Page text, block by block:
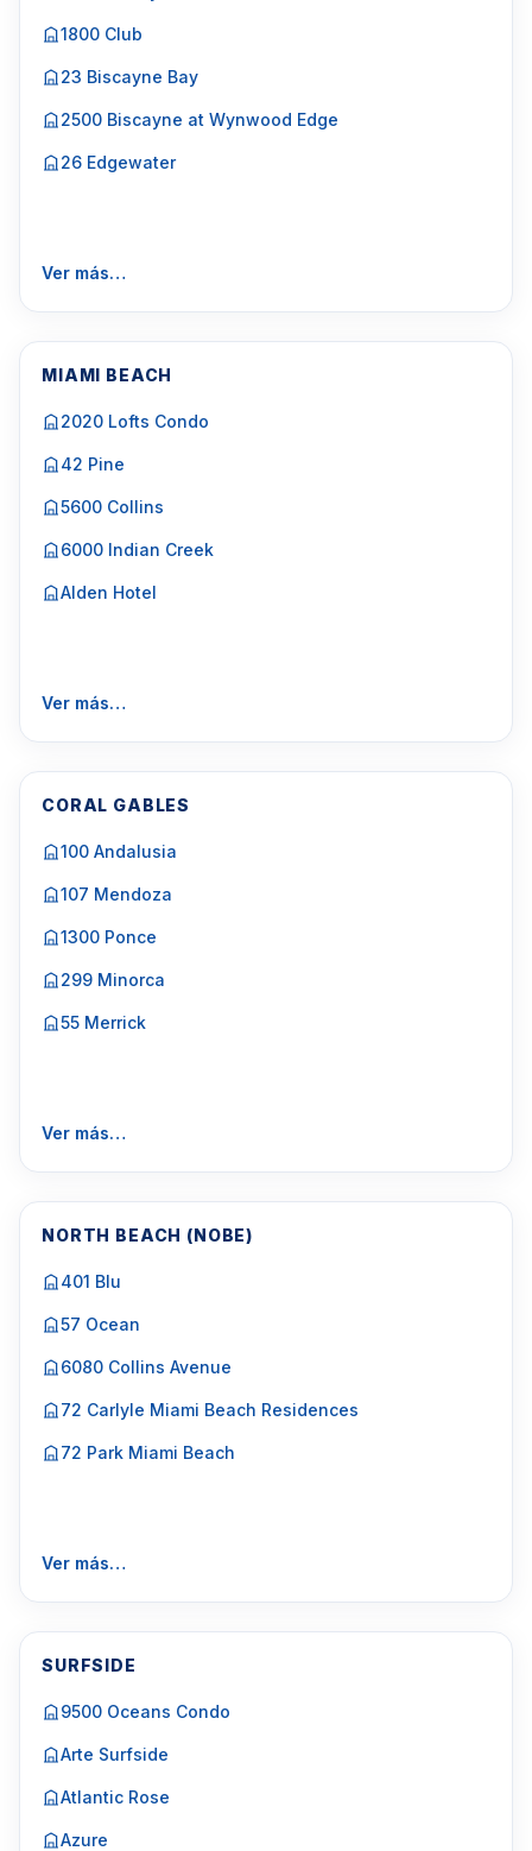
1800 Club
23 Biscayne Bay
2500 Biscayne at Wynwood Edge
26 Edgewater
Ver más…
MIAMI BEACH
2020 Lofts Condo
42 Pine
5600 Collins
6000 Indian Creek
Alden Hotel
Ver más…
CORAL GABLES
100 Andalusia
107 Mendoza
1300 Ponce
299 Minorca
55 Merrick
Ver más…
NORTH BEACH (NOBE)
401 Blu
57 Ocean
6080 Collins Avenue
72 Carlyle Miami Beach Residences
72 Park Miami Beach
Ver más…
SURFSIDE
9500 Oceans Condo
Arte Surfside
Atlantic Rose
Azure